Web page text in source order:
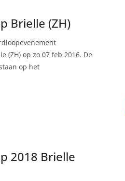
Brielle (ZH)
(ZH) op zo 07 feb 2016. De
op het
2018 Brielle